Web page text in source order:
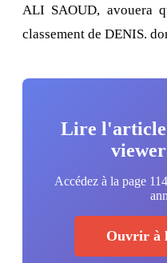
ALI SAOUD, avouera
classement de DENIS.
Lire l'article
Accédez à la page
Ouvrir à